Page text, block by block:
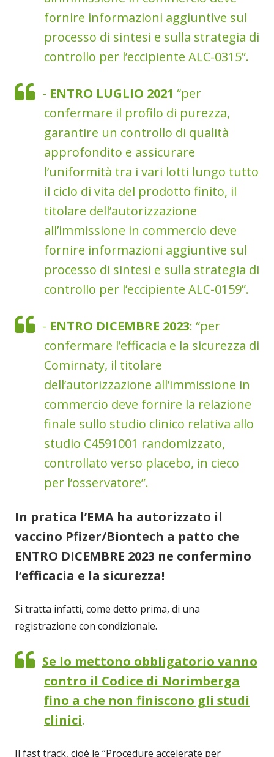
fornire informazioni aggiuntive sul
processo di sintesi e sulla strategia di
controllo per l’eccipiente ALC-0315”.
- ENTRO LUGLIO 2021 “per
confermare il profilo di purezza,
garantire un controllo di qualità
approfondito e assicurare
l’uniformità tra i vari lotti lungo tutto
il ciclo di vita del prodotto finito, il
titolare dell’autorizzazione
all’immissione in commercio deve
fornire informazioni aggiuntive sul
processo di sintesi e sulla strategia di
controllo per l’eccipiente ALC-0159”.
- ENTRO DICEMBRE 2023: “per
confermare l’efficacia e la sicurezza di
Comirnaty, il titolare
dell’autorizzazione all’immissione in
commercio deve fornire la relazione
finale sullo studio clinico relativa allo
studio C4591001 randomizzato,
controllato verso placebo, in cieco
per l’osservatore”.
In pratica l’EMA ha autorizzato il
vaccino Pfizer/Biontech a patto che
ENTRO DICEMBRE 2023 ne confermino
l’efficacia e la sicurezza!
Si tratta infatti, come detto prima, di una
registrazione con condizionale.
Se lo mettono obbligatorio vanno
contro il Codice di Norimberga
fino a che non finiscono gli studi
clinici.
Il fast track, cioè le “Procedure accelerate per